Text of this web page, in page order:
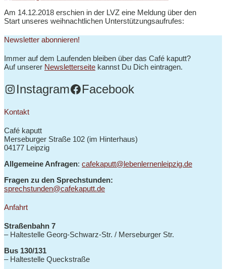
Am 14.12.2018 erschien in der LVZ eine Meldung über den
Start unseres weihnachtlichen Unterstützungsaufrufes:
Newsletter abonnieren!
Immer auf dem Laufenden bleiben über das Café kaputt?
Auf unserer Newsletterseite kannst Du Dich eintragen.
Instagram Facebook
Kontakt
Café kaputt
Merseburger Straße 102 (im Hinterhaus)
04177 Leipzig
Allgemeine Anfragen: cafekaputt@lebenlernenleipzig.de
Fragen zu den Sprechstunden:
sprechstunden@cafekaputt.de
Anfahrt
Straßenbahn 7
– Haltestelle Georg-Schwarz-Str. / Merseburger Str.
Bus 130/131
– Haltestelle Queckstraße